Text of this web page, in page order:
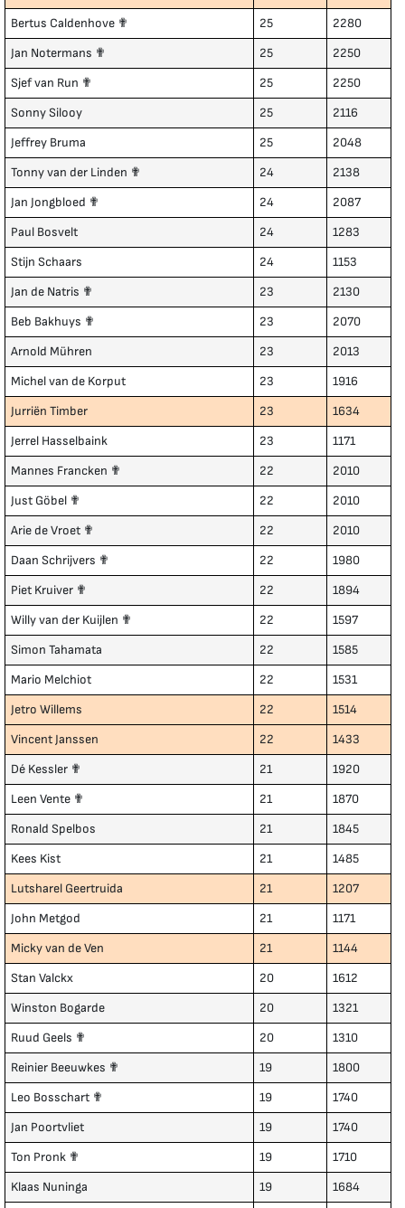
Bertus Caldenhove ✟
25
2280
Jan Notermans ✟
25
2250
Sjef van Run ✟
25
2250
Sonny Silooy
25
2116
Jeffrey Bruma
25
2048
Tonny van der Linden ✟
24
2138
Jan Jongbloed ✟
24
2087
Paul Bosvelt
24
1283
Stijn Schaars
24
1153
Jan de Natris ✟
23
2130
Beb Bakhuys ✟
23
2070
Arnold Mühren
23
2013
Michel van de Korput
23
1916
Jurriën Timber
23
1634
Jerrel Hasselbaink
23
1171
Mannes Francken ✟
22
2010
Just Göbel ✟
22
2010
Arie de Vroet ✟
22
2010
Daan Schrijvers ✟
22
1980
Piet Kruiver ✟
22
1894
Willy van der Kuijlen ✟
22
1597
Simon Tahamata
22
1585
Mario Melchiot
22
1531
Jetro Willems
22
1514
Vincent Janssen
22
1433
Dé Kessler ✟
21
1920
Leen Vente ✟
21
1870
Ronald Spelbos
21
1845
Kees Kist
21
1485
Lutsharel Geertruida
21
1207
John Metgod
21
1171
Micky van de Ven
21
1144
Stan Valckx
20
1612
Winston Bogarde
20
1321
Ruud Geels ✟
20
1310
Reinier Beeuwkes ✟
19
1800
Leo Bosschart ✟
19
1740
Jan Poortvliet
19
1740
Ton Pronk ✟
19
1710
Klaas Nuninga
19
1684